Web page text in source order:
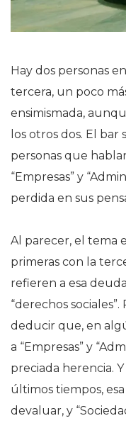
Hay dos personas
tercera, un poco
ensimismada,
los otros dos. El bar
personas que
“Empresas” y
perdida en sus
Al parecer, el tema
primeras con la
refieren a esa
“derechos
deducir que, en
a “Empresas” y
preciada herencia.
últimos tiempos,
devaluar, y